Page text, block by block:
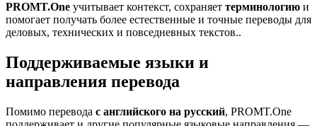
PROMT.One учитывает контекст, сохраняет терминологию и
помогает получать более естественные и точные переводы для
деловых, технических и повседневных текстов..
Поддерживаемые языки и
направления перевода
Помимо перевода с английского на русский, PROMT.One